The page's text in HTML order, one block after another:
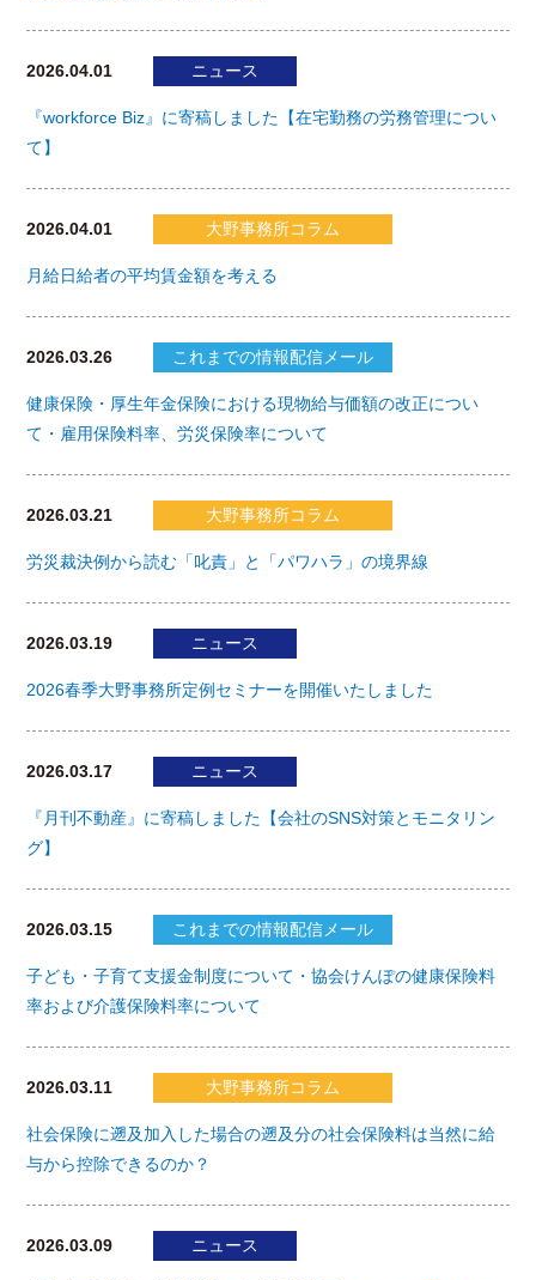
2026.04.01 ニュース
『workforce Biz』に寄稿しました【在宅勤務の労務管理につい
て】
2026.04.01 大野事務所コラム
月給日給者の平均賃金額を考える
2026.03.26 これまでの情報配信メール
健康保険・厚生年金保険における現物給与価額の改正につい
て・雇用保険料率、労災保険率について
2026.03.21 大野事務所コラム
労災裁決例から読む「叱責」と「パワハラ」の境界線
2026.03.19 ニュース
2026春季大野事務所定例セミナーを開催いたしました
2026.03.17 ニュース
『月刊不動産』に寄稿しました【会社のSNS対策とモニタリン
グ】
2026.03.15 これまでの情報配信メール
子ども・子育て支援金制度について・協会けんぽの健康保険料
率および介護保険料率について
2026.03.11 大野事務所コラム
社会保険に遡及加入した場合の遡及分の社会保険料は当然に給
与から控除できるのか？
2026.03.09 ニュース